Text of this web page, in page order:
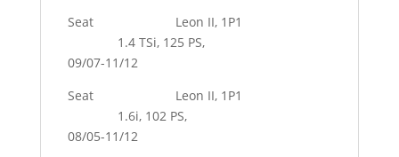
Seat Leon II, 1P1
1.4 TSi, 125 PS,
09/07-11/12
Seat Leon II, 1P1
1.6i, 102 PS,
08/05-11/12